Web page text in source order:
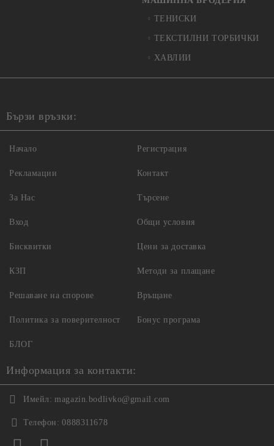
ТЕНИСКИ
ТЕКСТИЛНИ ТОРБИЧКИ
ХАВЛИИ
Бързи връзки:
Начало
Рекламации
За Нас
Вход
Регистрация
Контакт
Търсене
Общи условия
Бисквитки
КЗП
Решаване на спорове
Политика за поверителност
Цени за доставка
Методи за плащане
Връщане
Бонус програма
БЛОГ
Информация за контакти:
Имейл: magazin.bodlivko@gmail.com
Телефон: 0888311678